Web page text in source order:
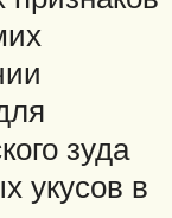
зуда
укусов в